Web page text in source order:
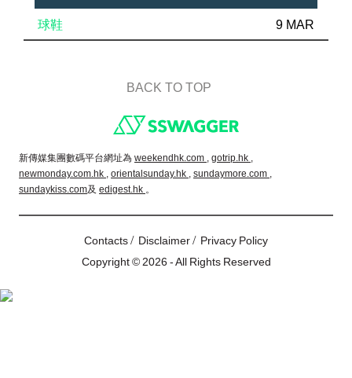
球鞋 9 MAR
BACK TO TOP
新傳媒集團數碼平台網址為 weekendhk.com , gotrip.hk ,
newmonday.com.hk , orientalsunday.hk , sundaymore.com ,
sundaykiss.com及 edigest.hk 。
Contacts/ Disclaimer/ Privacy Policy
Copyright © 2026 - All Rights Reserved